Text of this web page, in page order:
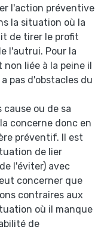
l'action préventive
la situation où la
de tirer le profit
l'autrui. Pour la
liée à la peine il
pas d'obstacles du
ou de sa
concerne donc en
préventif. Il est
de lier
l'éviter) avec
concerner que
contraires aux
où il manque
de